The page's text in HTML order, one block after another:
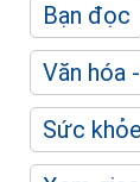
Bạn đọc
Văn hóa
Sức khỏe